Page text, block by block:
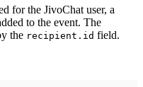
for the JivoChat user, a
to the event. The
the recipient.id field.